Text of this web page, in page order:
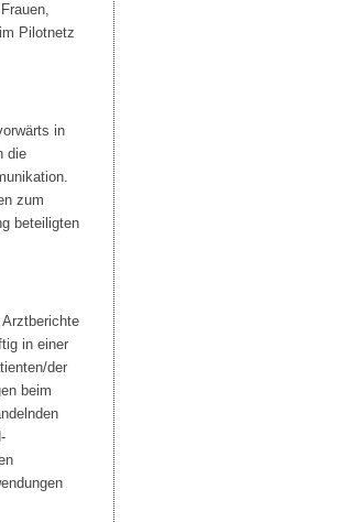
Pilotnetz
in
die
zum
beteiligten
in einer
der
beim